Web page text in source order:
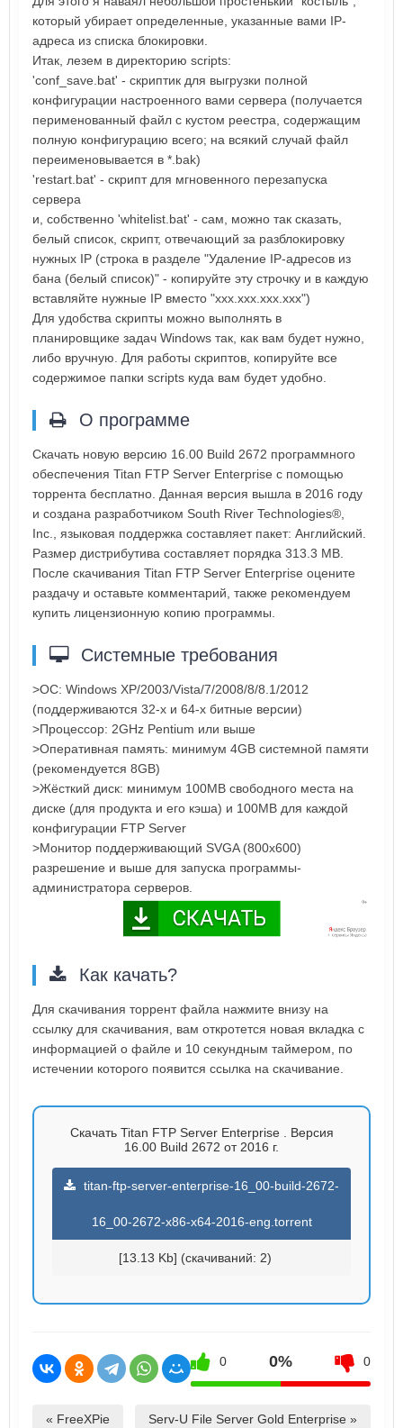
который убирает определенные, указанные вами IP-
адреса из списка блокировки.
Итак, лезем в директорию scripts:
'conf_save.bat' - скриптик для выгрузки полной
конфигурации настроенного вами сервера (получается
перименованный файл с кустом реестра, содержащим
полную конфигурацию всего; на всякий случай файл
переименовывается в *.bak)
'restart.bat' - скрипт для мгновенного перезапуска
сервера
и, собственно 'whitelist.bat' - сам, можно так сказать,
белый список, скрипт, отвечающий за разблокировку
нужных IP (строка в разделе "Удаление IP-адресов из
бана (белый список)" - копируйте эту строчку и в каждую
вставляйте нужные IP вместо "xxx.xxx.xxx.xxx")
Для удобства скрипты можно выполнять в
планировщике задач Windows так, как вам будет нужно,
либо вручную. Для работы скриптов, копируйте все
содержимое папки scripts куда вам будет удобно.
О программе
Скачать новую версию 16.00 Build 2672 программного
обеспечения Titan FTP Server Enterprise с помощью
торрента бесплатно. Данная версия вышла в 2016 году
и создана разработчиком South River Technologies®,
Inc., языковая поддержка составляет пакет: Английский.
Размер дистрибутива составляет порядка 313.3 MB.
После скачивания Titan FTP Server Enterprise оцените
раздачу и оставьте комментарий, также рекомендуем
купить лицензионную копию программы.
Системные требования
>ОC: Windows XP/2003/Vista/7/2008/8/8.1/2012
(поддерживаются 32-х и 64-х битные версии)
>Процессор: 2GHz Pentium или выше
>Оперативная память: минимум 4GB системной памяти
(рекомендуется 8GB)
>Жёсткий диск: минимум 100MB свободного места на
диске (для продукта и его кэша) и 100MB для каждой
конфигурации FTP Server
>Монитор поддерживающий SVGA (800x600)
разрешение и выше для запуска программы-
администратора серверов.
Как качать?
Для скачивания торрент файла нажмите внизу на
ссылку для скачивания, вам откротется новая вкладка с
информацией о файле и 10 секундным таймером, по
истечении которого появится ссылка на скачивание.
Скачать Titan FTP Server Enterprise . Версия
16.00 Build 2672 от 2016 г.
titan-ftp-server-enterprise-16_00-build-2672-
16_00-2672-x86-x64-2016-eng.torrent
[13.13 Kb] (cкачиваний: 2)
0 0% 0
« FreeXPie Serv-U File Server Gold Enterprise »